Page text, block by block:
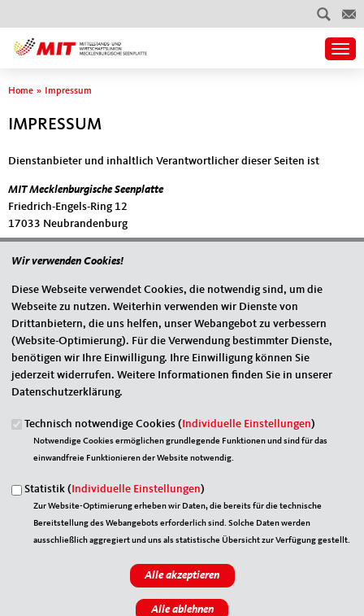
Sie sind hier
Home » Impressum
IMPRESSUM
Dienstanbieter und inhaltlich Verantwortlicher dieser Seiten ist
MIT Mecklenburgische Seenplatte
Friedrich-Engels-Ring 12
17033 Neubrandenburg
vertreten durch ihren Vorsitzenden, Peter Bauer.
Sie erreichen uns wie folgt:
Telefon: 0395 / 57064501
E-Mail:info@mit-mse.de
Web: www.mit-mse.de
Gestaltung, Technische Betreuung und Umsetzung
Union Betriebs-GmbH
53359 Rheinbach
Telefon (02226) 802-0
Telefax (02226) 802-111
www.ubg365.de
Bei dem Inhalt unserer Internetseiten handelt es sich um
urheberrechtlich geschützte Werke. Der Anbieter gestattet die
privaten Gebrauch eines Nutzers bestimmt sind. Die Übernahme und
Wir verwenden Cookies!
Diese Webseite verwendet Cookies, die notwendig sind, um die
Webseite zu nutzen. Weiterhin verwenden wir Dienste von
Drittanbietern, die uns helfen, unser Webangebot zu verbessern
(Website-Optimierung). Für die Verwendung bestimmter Dienste,
benötigen wir Ihre Einwilligung. Ihre Einwilligung können Sie
jederzeit widerrufen. Weitere Informationen finden Sie in unserer
Datenschutzerklärung.
Technisch notwendige Cookies ( Individuelle Einstellungen)
Notwendige Cookies ermöglichen grundlegende Funktionen und sind für das
einwandfreie Funktionieren der Website notwendig.
Statistik ( Individuelle Einstellungen)
Zur Website-Optimierung erheben wir Daten, die bereits für die technische
Bereitstellung des Webangebots erforderlich sind. Solche Daten werden
ausschließlich aggregiert und uns als statistische Übersicht zur Verfügung gestellt.